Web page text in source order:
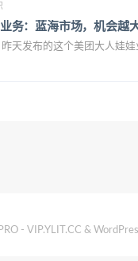
务：蓝海市场，机会越
天发布的这个美团大人娃
- VIP.YLIT.CC &